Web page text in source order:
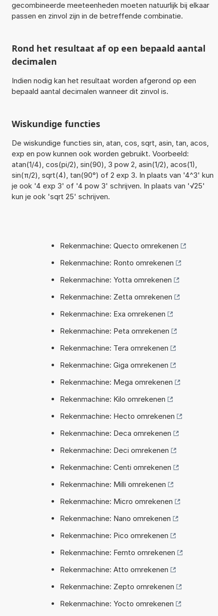
gecombineerde meeteenheden moeten natuurlijk bij elkaar
passen en zinvol zijn in de betreffende combinatie.
Rond het resultaat af op een bepaald aantal
decimalen
Indien nodig kan het resultaat worden afgerond op een
bepaald aantal decimalen wanneer dit zinvol is.
Wiskundige functies
De wiskundige functies sin, atan, cos, sqrt, asin, tan, acos,
exp en pow kunnen ook worden gebruikt. Voorbeeld:
atan(1/4), cos(pi/2), sin(90), 3 pow 2, asin(1/2), acos(1),
sin(π/2), sqrt(4), tan(90°) of 2 exp 3. In plaats van '4^3' kun
je ook '4 exp 3' of '4 pow 3' schrijven. In plaats van '√25'
kun je ook 'sqrt 25' schrijven.
Rekenmachine: Quecto omrekenen
Rekenmachine: Ronto omrekenen
Rekenmachine: Yotta omrekenen
Rekenmachine: Zetta omrekenen
Rekenmachine: Exa omrekenen
Rekenmachine: Peta omrekenen
Rekenmachine: Tera omrekenen
Rekenmachine: Giga omrekenen
Rekenmachine: Mega omrekenen
Rekenmachine: Kilo omrekenen
Rekenmachine: Hecto omrekenen
Rekenmachine: Deca omrekenen
Rekenmachine: Deci omrekenen
Rekenmachine: Centi omrekenen
Rekenmachine: Milli omrekenen
Rekenmachine: Micro omrekenen
Rekenmachine: Nano omrekenen
Rekenmachine: Pico omrekenen
Rekenmachine: Femto omrekenen
Rekenmachine: Atto omrekenen
Rekenmachine: Zepto omrekenen
Rekenmachine: Yocto omrekenen